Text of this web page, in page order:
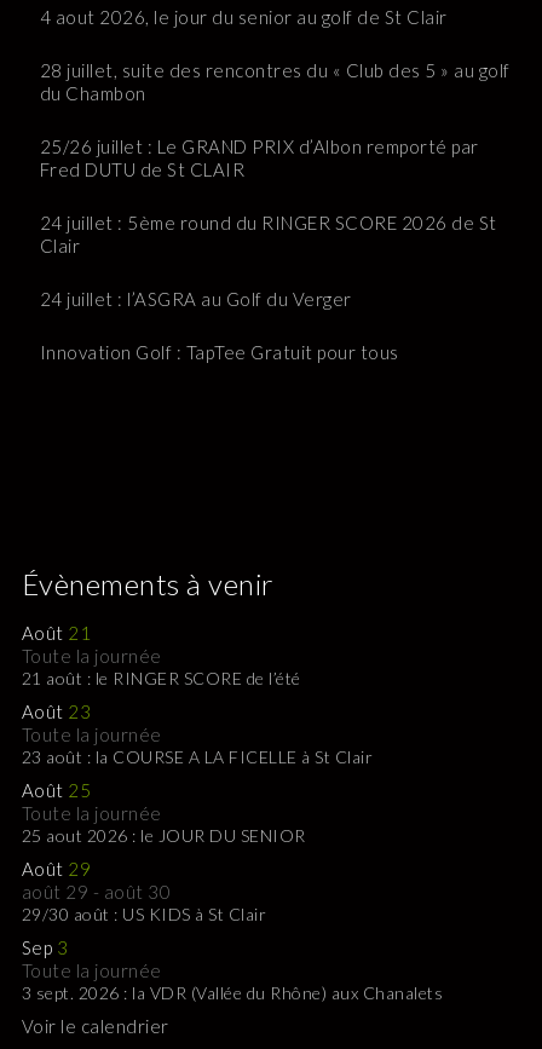
4 aout 2026, le jour du senior au golf de St Clair
28 juillet, suite des rencontres du « Club des 5 » au golf
du Chambon
25/26 juillet : Le GRAND PRIX d’Albon remporté par
Fred DUTU de St CLAIR
24 juillet : 5ème round du RINGER SCORE 2026 de St
Clair
24 juillet : l’ASGRA au Golf du Verger
Innovation Golf : TapTee Gratuit pour tous
Évènements à venir
Août 21
Toute la journée
21 août : le RINGER SCORE de l’été
Août 23
Toute la journée
23 août : la COURSE A LA FICELLE à St Clair
Août 25
Toute la journée
25 aout 2026 : le JOUR DU SENIOR
Août 29
août 29 - août 30
29/30 août : US KIDS à St Clair
Sep 3
Toute la journée
3 sept. 2026 : la VDR (Vallée du Rhône) aux Chanalets
Voir le calendrier